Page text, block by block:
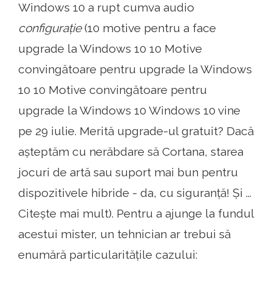
Windows 10 a rupt cumva audio
configurație(10 motive pentru a face
upgrade la Windows 10 10 Motive
convingătoare pentru upgrade la Windows
10 10 Motive convingătoare pentru
upgrade la Windows 10 Windows 10 vine
pe 29 iulie. Merită upgrade-ul gratuit? Dacă
așteptăm cu nerăbdare să Cortana, starea
jocuri de artă sau suport mai bun pentru
dispozitivele hibride - da, cu siguranță! Și ...
Citește mai mult). Pentru a ajunge la fundul
acestui mister, un tehnician ar trebui să
enumără particularitățile cazului: